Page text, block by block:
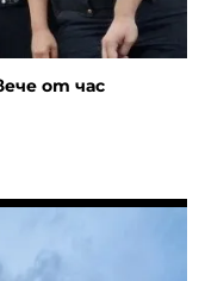
от час